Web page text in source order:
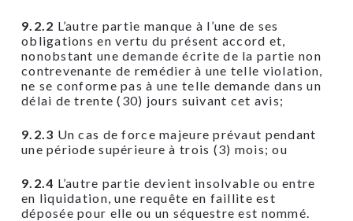
9.2.2 L’autre partie manque à l’une de ses
obligations en vertu du présent accord et,
nonobstant une demande écrite de la partie non
contrevenante de remédier à une telle violation,
ne se conforme pas à une telle demande dans un
délai de trente (30) jours suivant cet avis;
9.2.3 Un cas de force majeure prévaut pendant
une période supérieure à trois (3) mois; ou
9.2.4 L’autre partie devient insolvable ou entre
en liquidation, une requête en faillite est
déposée pour elle ou un séquestre est nommé.